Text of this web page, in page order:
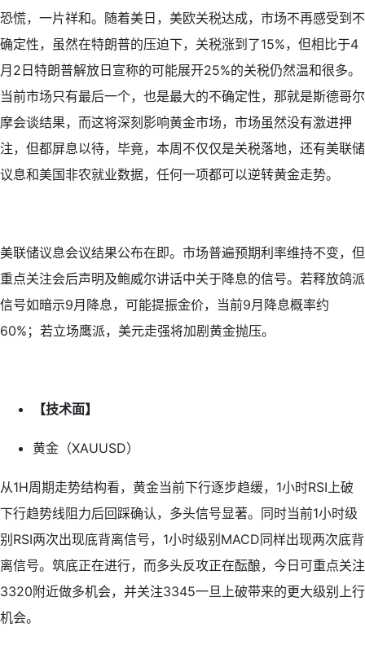
恐慌，一片祥和。随着美日，美欧关税达成，市场不再感受到不
确定性，虽然在特朗普的压迫下，关税涨到了15%，但相比于4
月2日特朗普解放日宣称的可能展开25%的关税仍然温和很多。
当前市场只有最后一个，也是最大的不确定性，那就是斯德哥尔
摩会谈结果，而这将深刻影响黄金市场，市场虽然没有激进押
注，但都屏息以待，毕竟，本周不仅仅是关税落地，还有美联储
议息和美国非农就业数据，任何一项都可以逆转黄金走势。
美联储议息会议结果公布在即。市场普遍预期利率维持不变，但
重点关注会后声明及鲍威尔讲话中关于降息的信号。若释放鸽派
信号如暗示9月降息，可能提振金价，当前9月降息概率约
60%；若立场鹰派，美元走强将加剧黄金抛压。
【技术面】
黄金（XAUUSD）
从1H周期走势结构看，黄金当前下行逐步趋缓，1小时RSI上破
下行趋势线阻力后回踩确认，多头信号显著。同时当前1小时级
别RSI两次出现底背离信号，1小时级别MACD同样出现两次底背
离信号。筑底正在进行，而多头反攻正在酝酿，今日可重点关注
3320附近做多机会，并关注3345一旦上破带来的更大级别上行
机会。